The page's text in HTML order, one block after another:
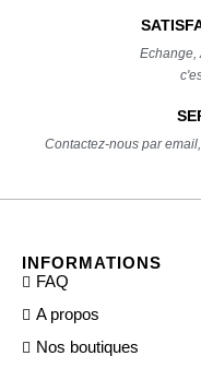
Echange,
Contactez-nous par
INFORMATIONS
FAQ
A propos
Nos boutiques